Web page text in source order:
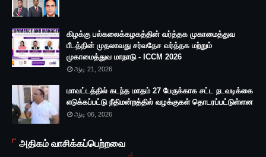
கிழக்கு பல்கலைக்கழகத்தின் வர்த்தக முகாமைத்துவ
பீடத்தின் முதலாவது சர்வதேச வர்த்தக மற்றும்
முகாமைத்துவ மாநாடு - ICCM 2026
ஆடி 21, 2026
மாவட்டத்தில் கடந்த மாதம் 27 பேருக்காக சட்ட நடவடிக்கை
எடுக்கப்பட்டு நீதிமன்றத்தில் வழக்குகள் தொடரப்பட்டுள்ளன
ஆடி 06, 2026
அதிகம் வாசிக்கப்பெற்றவை